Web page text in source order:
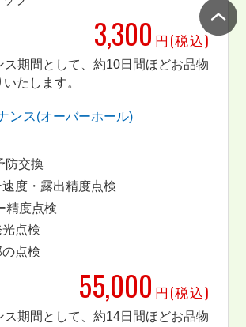
3,300 円(税込)
期間として、約10日間ほどお品物
たします。
ンス(オーバーホール)
防交換
度・露出精度点検
精度点検
点検
点検
55,000 円(税込)
期間として、約14日間ほどお品物